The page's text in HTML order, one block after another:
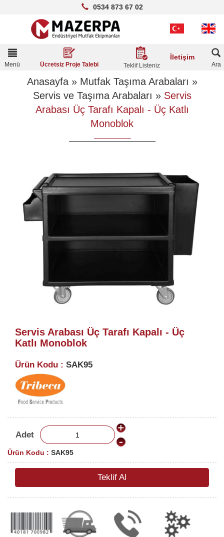
0534 873 67 02
Toggle
navigation
Menü Ücretsiz Proje Talebi Teklif Listeniz
İletişim
Ara
Anasayfa» Mutfak Taşıma Arabaları »
Servis ve Taşıma Arabaları » Servis
Arabası Üç Tarafı Kapalı - Üç Katlı
Monoblok
Servis Arabası Üç Tarafı Kapalı - Üç
Katlı Monoblok
Ürün Kodu : SAK95
Adet
Ürün Kodu : SAK95
Teklif Al